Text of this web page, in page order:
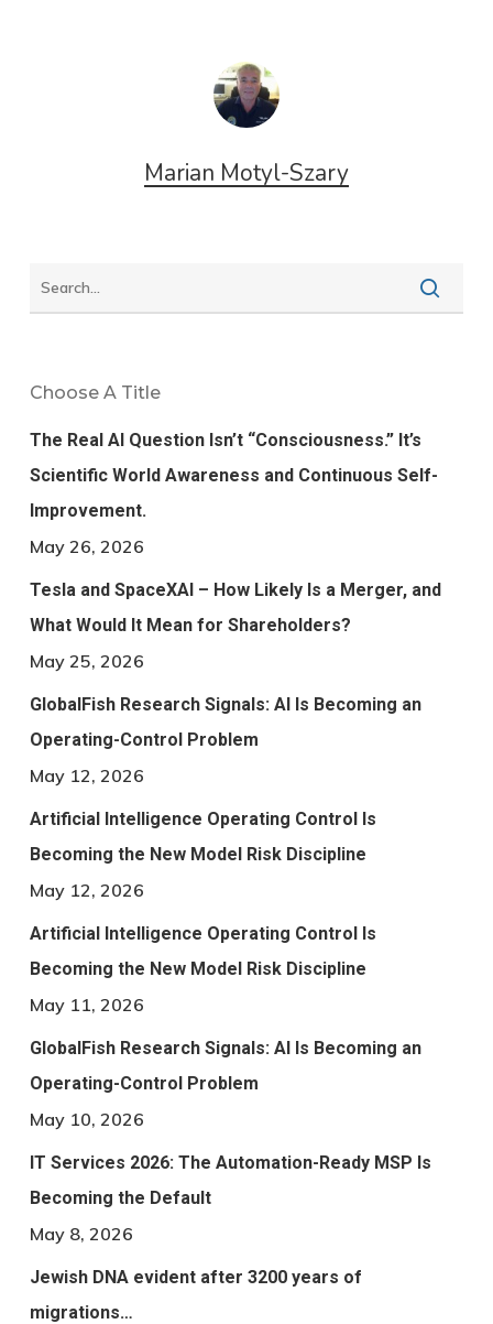
Marian Motyl-Szary
Choose A Title
The Real AI Question Isn’t “Consciousness.” It’s
Scientific World Awareness and Continuous Self-
Improvement.
May 26, 2026
Tesla and SpaceXAI – How Likely Is a Merger, and
What Would It Mean for Shareholders?
May 25, 2026
GlobalFish Research Signals: AI Is Becoming an
Operating-Control Problem
May 12, 2026
Artificial Intelligence Operating Control Is
Becoming the New Model Risk Discipline
May 12, 2026
Artificial Intelligence Operating Control Is
Becoming the New Model Risk Discipline
May 11, 2026
GlobalFish Research Signals: AI Is Becoming an
Operating-Control Problem
May 10, 2026
IT Services 2026: The Automation-Ready MSP Is
Becoming the Default
May 8, 2026
Jewish DNA evident after 3200 years of
migrations…